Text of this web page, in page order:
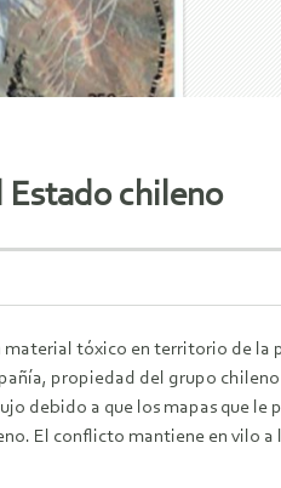
Estado chileno
tóxico en territorio de la
propiedad del grupo
debido a que los mapas que
El conflicto mantiene en vilo